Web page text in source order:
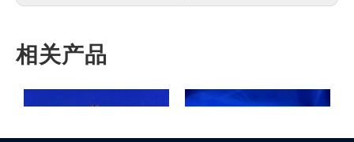
相关产品